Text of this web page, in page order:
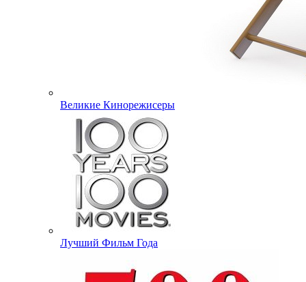
Великие Кинорежисеры
Лучший Фильм Года